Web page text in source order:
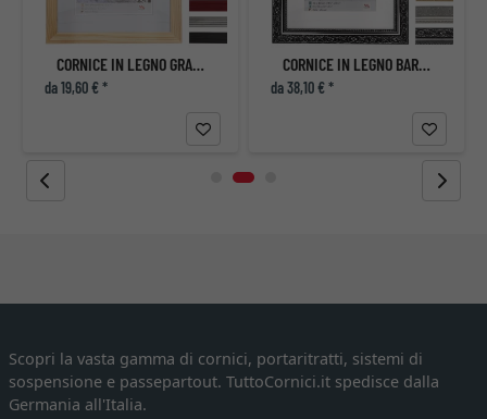
CORNICE IN LEGNO GRADO
da 19,60 € *
CORNICE IN LEGNO BAROCCO CON PASSEPARTOUT
da 38,10 € *
Scopri la vasta gamma di cornici, portaritratti, sistemi di
sospensione e passepartout. TuttoCornici.it spedisce dalla
Germania all'Italia.